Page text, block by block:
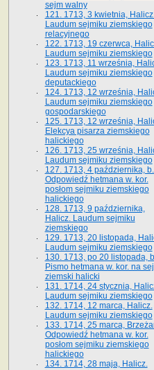
sejm walny
121. 1713, 3 kwietnia,
Laudum sejmiku ziemskiego
relacyjnego
122. 1713, 19 czerwca,
Laudum sejmiku ziemskiego
123. 1713, 11 września,
Laudum sejmiku ziemskiego
deputackiego
124. 1713, 12 września,
Laudum sejmiku ziemskiego
gospodarskiego
125. 1713, 12 września,
Elekcya pisarza ziemskiego
halickiego
126. 1713, 25 września,
Laudum sejmiku ziemskiego
127. 1713, 4 października,
Odpowiedź hetmana w. kor.
posłom sejmiku ziemskiego
halickiego
128. 1713, 9 października,
Halicz. Laudum sejmiku
ziemskiego
129. 1713, 20 listopada,
Laudum sejmiku ziemskiego
130. 1713, po 20 listopada,
Pismo hetmana w. kor. na
ziemski halicki
131. 1714, 24 stycznia,
Laudum sejmiku ziemskiego
132. 1714, 12 marca, Halicz.
Laudum sejmiku ziemskiego
133. 1714, 25 marca,
Odpowiedź hetmana w. kor.
posłom sejmiku ziemskiego
halickiego
134. 1714, 28 maja, Halicz.